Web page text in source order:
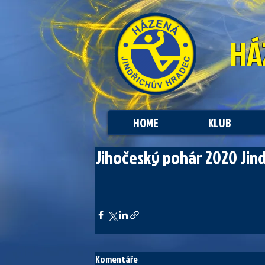
HOME KLUB
Jihočeský pohár 2020
Komentáře